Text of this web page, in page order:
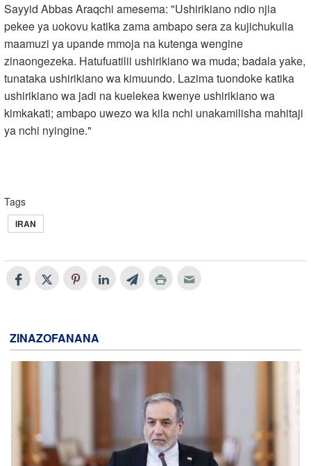
Sayyid Abbas Araqchi amesema: "Ushirikiano ndio njia
pekee ya uokovu katika zama ambapo sera za kujichukulia
maamuzi ya upande mmoja na kutenga wengine
zinaongezeka. Hatufuatilii ushirikiano wa muda; badala yake,
tunataka ushirikiano wa kimuundo. Lazima tuondoke katika
ushirikiano wa jadi na kuelekea kwenye ushirikiano wa
kimkakati; ambapo uwezo wa kila nchi unakamilisha mahitaji
ya nchi nyingine."
Tags
IRAN
ZINAZOFANANA